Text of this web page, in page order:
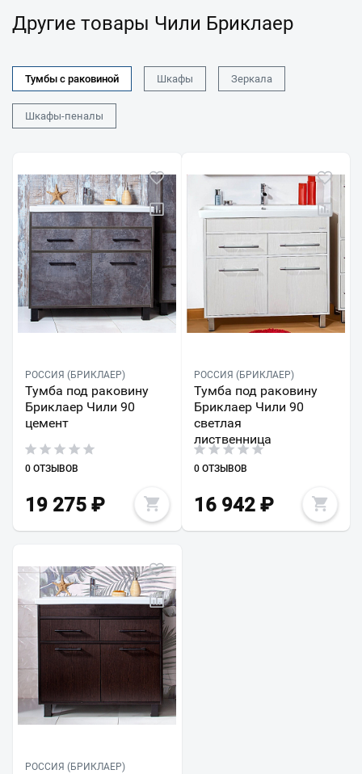
Другие товары Чили Бриклаер
Тумбы с раковиной Шкафы Зеркала
Шкафы-пеналы
РОССИЯ (БРИКЛАЕР)
Тумба под раковину
Бриклаер Чили 90
цемент
0 ОТЗЫВОВ
19 275 ₽
РОССИЯ (БРИКЛАЕР)
Тумба под раковину
Бриклаер Чили 90
светлая
лиственница
0 ОТЗЫВОВ
16 942₽
РОССИЯ (БРИКЛАЕР)